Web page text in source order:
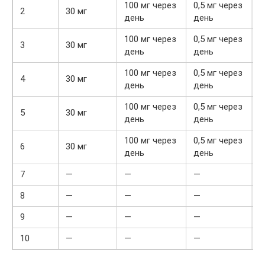
2 30 мг
100 мг через
день
0,5 мг через
день
3 30 мг
100 мг через
день
0,5 мг через
день
4 30 мг
100 мг через
день
0,5 мг через
день
5 30 мг
100 мг через
день
0,5 мг через
день
6 30 мг
100 мг через
день
0,5 мг через
день
7 — — —
8
— — —
9
— — —
10
— — —